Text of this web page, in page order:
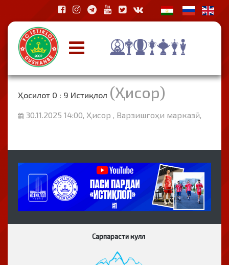
Ҳосилот 0 : 9 Истиқлол (Ҳисор)
30.11.2025 14:00, Ҳисор , Варзишгоҳи марказӣ,
Сарпарасти кулл